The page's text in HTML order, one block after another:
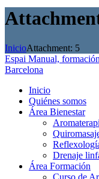
InicioAttachment: 5
Espai Manual,
Barcelona
Inicio
Quiénes somos
Área Bienestar
Drenaje
Área Formación
Curso de